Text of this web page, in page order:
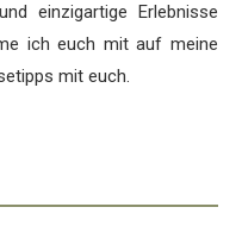
einzigartige Erlebnisse
ich euch mit auf meine
mit euch.